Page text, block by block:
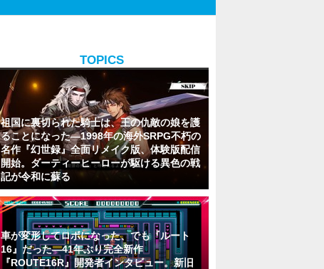
TOPICS
祖国に裏切られた騎士は、王の仇敵の娘を護
ることになった―1998年の海外SRPG不朽の
名作『幻世録』全面リメイク版、体験版配信
開始。ダーティーヒーローが駆ける異色の戦
記が令和に蘇る
車が変形してロボになった、でも『ルート
16』だった―41年ぶり完全新作
『ROUTE16R』開発者インタビュー。新旧